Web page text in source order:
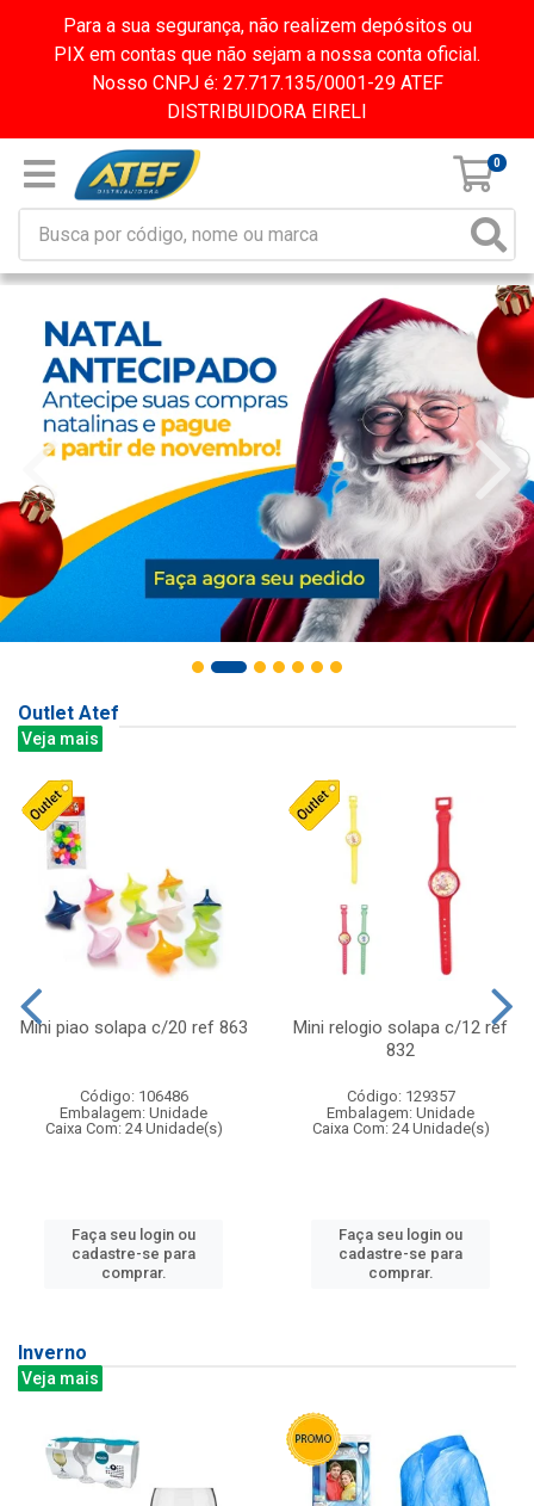
Para a sua segurança, não realizem depósitos ou
PIX em contas que não sejam a nossa conta oficial.
Nosso CNPJ é: 27.717.135/0001-29 ATEF
DISTRIBUIDORA EIRELI
0
Outlet Atef
Veja mais
Mini piao solapa c/20 ref 863
Código: 106486
Embalagem: Unidade
Caixa Com: 24 Unidade(s)
Faça seu login ou
cadastre-se para
comprar.
Mini relogio solapa c/12 ref
832
Código: 129357
Embalagem: Unidade
Caixa Com: 24 Unidade(s)
Faça seu login ou
cadastre-se para
comprar.
Inverno
Veja mais